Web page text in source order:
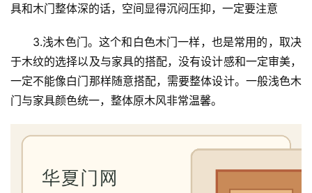
具和木门整体深的话，空间显得沉闷压抑，一定要注意
3.浅木色门。这个和白色木门一样，也是常用的，取决
于木纹的选择以及与家具的搭配，没有设计感和一定审美，
一定不能像白门那样随意搭配，需要整体设计。一般浅色木
门与家具颜色统一，整体原木风非常温馨。